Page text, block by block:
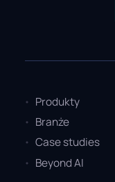
Produkty
Branże
Case studies
Beyond AI